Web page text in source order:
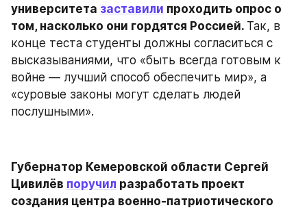
университета заставили проходить опрос о
том, насколько они гордятся Россией. Так, в
конце теста студенты должны согласиться с
высказываниями, что «быть всегда готовым к
войне — лучший способ обеспечить мир», а
«суровые законы могут сделать людей
послушными».
Губернатор Кемеровской области Сергей
Цивилёв поручил разработать проект
создания центра военно-патриотического